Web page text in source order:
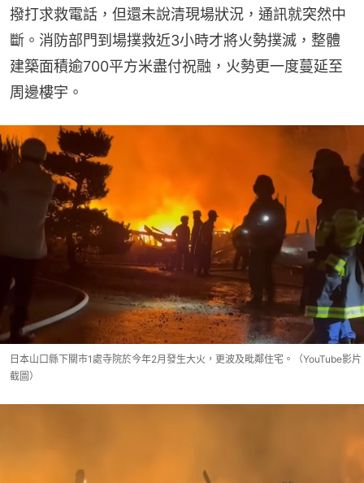
撥打求救電話，但還未說清現場狀況，通訊就突然中
斷。消防部門到場撲救近3小時才將火勢撲滅，整體
建築面積逾700平方米盡付祝融，火勢更一度蔓延至
周邊樓宇。
日本山口縣下關市1處寺院於今年2月發生大火，更波及毗鄰住宅。（YouTube影片
截圖）